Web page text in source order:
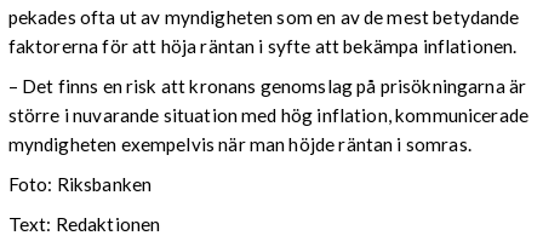
pekades ofta ut av myndigheten som en av de mest betydande
faktorerna för att höja räntan i syfte att bekämpa inflationen.
– Det finns en risk att kronans genomslag på prisökningarna är
större i nuvarande situation med hög inflation, kommunicerade
myndigheten exempelvis när man höjde räntan i somras.
Foto: Riksbanken
Text: Redaktionen